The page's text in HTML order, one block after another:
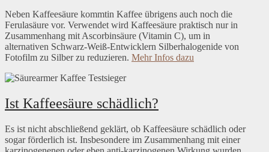
Neben Kaffeesäure kommtin Kaffee übrigens auch noch die
Ferulasäure vor. Verwendet wird Kaffeesäure praktisch nur in
Zusammenhang mit Ascorbinsäure (Vitamin C), um in
alternativen Schwarz-Weiß-Entwicklern Silberhalogenide von
Fotofilm zu Silber zu reduzieren. Mehr Infos dazu
Ist Kaffeesäure schädlich?
Es ist nicht abschließend geklärt, ob Kaffeesäure schädlich oder
sogar förderlich ist. Insbesondere im Zusammenhang mit einer